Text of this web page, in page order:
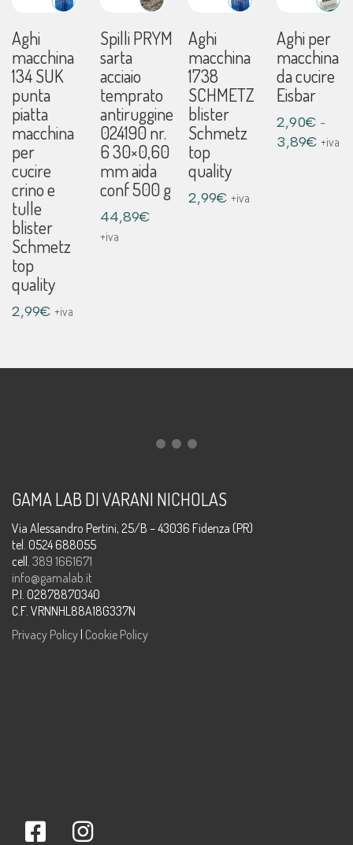
Aghi
macchina
134 SUK
punta
piatta
macchina
per
cucire
crino e
tulle
blister
Schmetz
top
quality
2,99€ +iva
Spilli PRYM
sarta
acciaio
temprato
antiruggine
024190 nr.
6 30×0,60
mm aida
conf 500 g
44,89€
+iva
Aghi
macchina
1738
SCHMETZ
blister
Schmetz
top
quality
2,99€ +iva
Aghi per
macchina
da cucire
Eisbar
2,90€ -
3,89€ Fascia
+iva
GAMA LAB DI VARANI NICHOLAS
Via Alessandro Pertini, 25/B – 43036 Fidenza (PR)
tel. 0524 688055
cell. 389 1661671
info@gamalab.it
P.I. 02878870340
C.F. VRNNHL88A18G337N
Privacy Policy Cookie Policy